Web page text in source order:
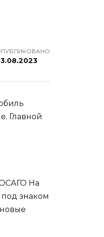
Главной
ОСАГО На
знаком